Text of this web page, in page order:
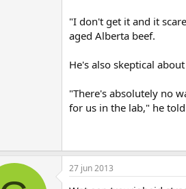
"I don't get it and it
aged Alberta beef.
He's also skeptical
"There's absolutely no
for us in the lab," he
27 jun 2013